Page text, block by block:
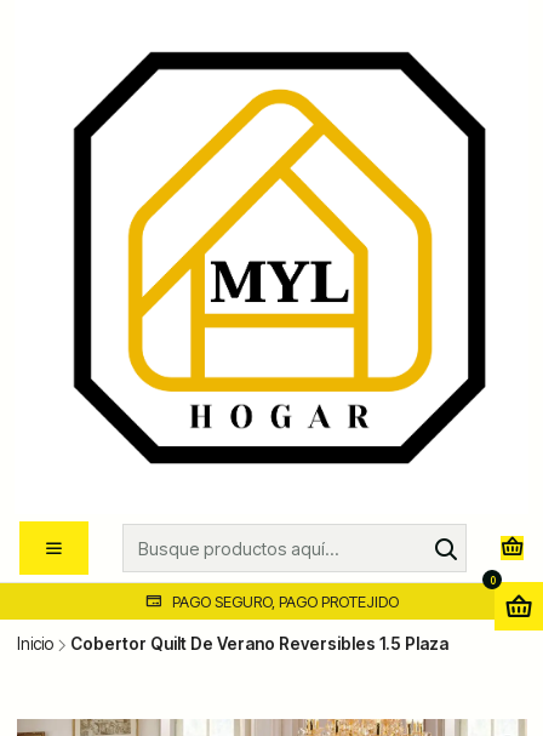
0
PAGO SEGURO, PAGO PROTEJIDO
Inicio Cobertor Quilt De Verano Reversibles 1.5 Plaza